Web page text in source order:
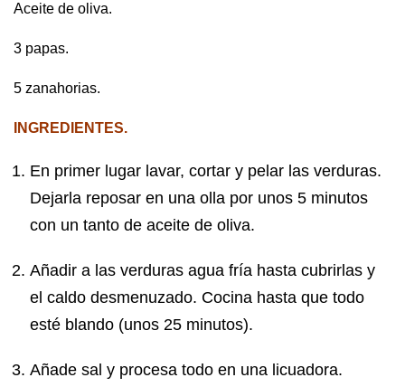
Aceite de oliva.
3 papas.
5 zanahorias.
INGREDIENTES.
En primer lugar lavar, cortar y pelar las verduras.
Dejarla reposar en una olla por unos 5 minutos
con un tanto de aceite de oliva.
Añadir a las verduras agua fría hasta cubrirlas y
el caldo desmenuzado. Cocina hasta que todo
esté blando (unos 25 minutos).
Añade sal y procesa todo en una licuadora.